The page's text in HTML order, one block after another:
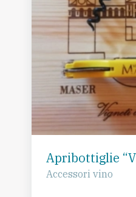
Apribottiglie
Accessori vino